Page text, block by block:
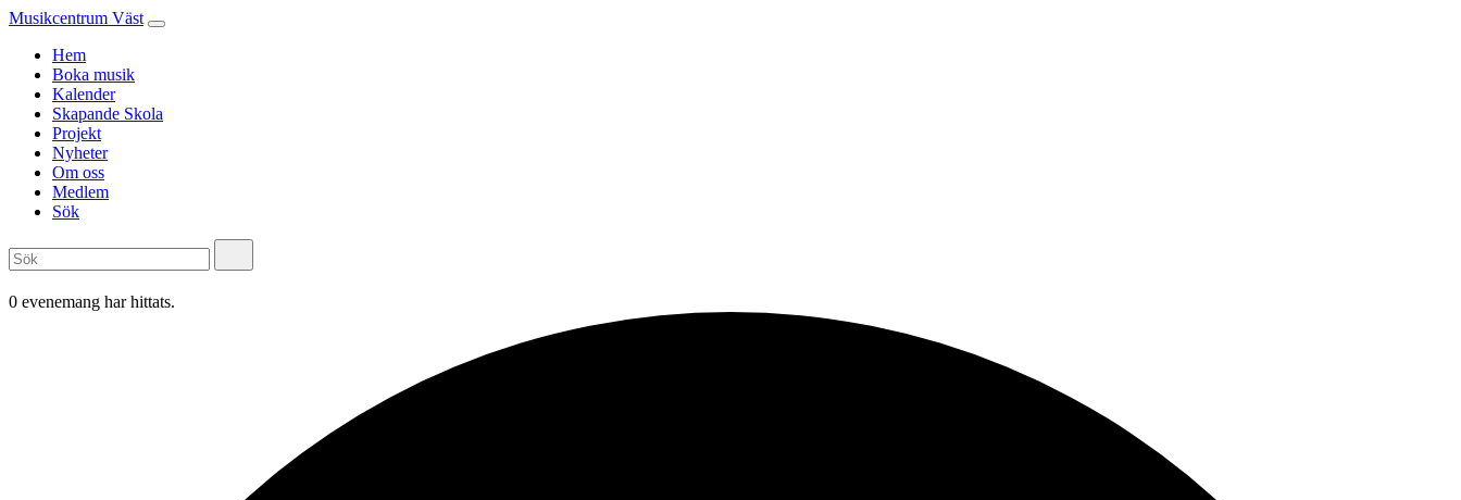
Musikcentrum Väst
Hem
Boka musik
Kalender
Skapande Skola
Projekt
Nyheter
Om oss
Medlem
Sök
0 evenemang har hittats.